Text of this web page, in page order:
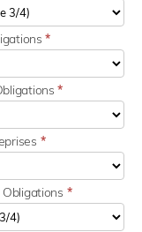
*
*
*
*